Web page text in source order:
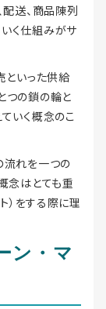
配送、商品陳列
く仕組みがサ
といった供給
つの鎖の輪と
いく概念のこ
流れを一つの
念はとても重
）をする際に理
ン・マ